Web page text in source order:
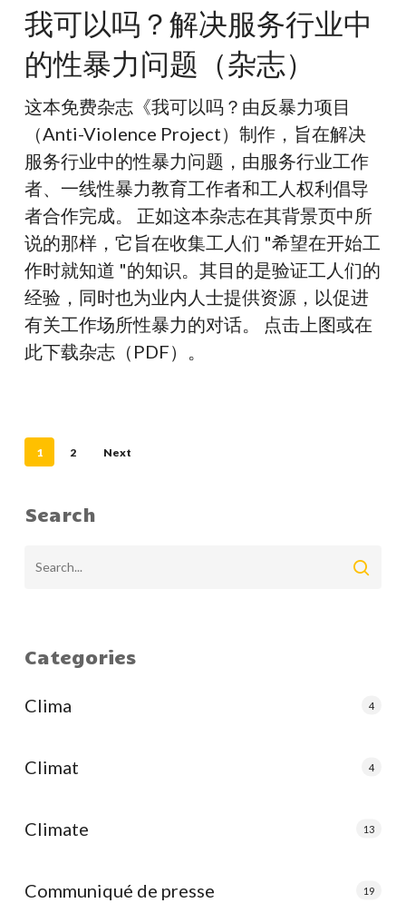
吗？
解
决
服
务
行
业
中
的
性
暴
力
问
志）
我可以吗？解决服务行业中
的性暴力问题（杂志）
这本免费杂志《我可以吗？由反暴力项目
（Anti-Violence Project）制作，旨在解决
服务行业中的性暴力问题，由服务行业工作
者、一线性暴力教育工作者和工人权利倡导
者合作完成。 正如这本杂志在其背景页中所
说的那样，它旨在收集工人们 "希望在开始工
作时就知道 "的知识。其目的是验证工人们的
经验，同时也为业内人士提供资源，以促进
有关工作场所性暴力的对话。 点击上图或在
此下载杂志（PDF）。
1 2 Next
Search
Categories
Clima 4
Climat 4
Climate 13
Communiqué de presse 19